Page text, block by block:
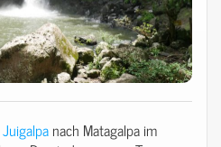
Juigalpanach Matagalpa im